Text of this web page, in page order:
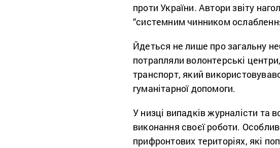
проти України. Автори звіту
“системним чинником
Йдеться не лише про загальну
потрапляли волонтерські
транспорт, який
гуманітарної допомоги.
У низці випадків журналісти та
виконання своєї роботи.
прифронтових територіях, які